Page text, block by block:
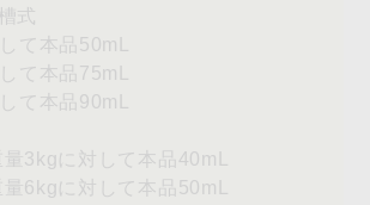
式
て本品50mL
て本品75mL
て本品90mL
量3kgに対して本品40mL
量6kgに対して本品50mL